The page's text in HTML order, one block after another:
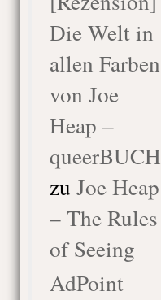
Die Welt in
allen Farben
von Joe
Heap –
queerBUCH
zu Joe Heap
– The Rules
of Seeing
AdPoint